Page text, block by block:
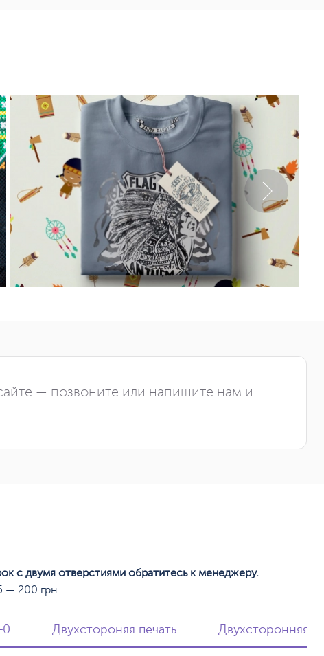
— позвоните или напишите нам и
с двумя отверстиями обратитесь к менеджеру.
— 200 грн.
Двухстороняя печать Двухсторонняя